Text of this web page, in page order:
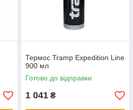
Термос Tramp Expedition Line
900 мл
Готово до відправки
1 041 ₴